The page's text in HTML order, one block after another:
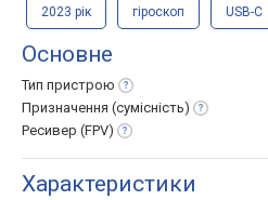
2023 рік гіроскоп USB-C
Основне
Тип пристрою
Призначення (сумісність)
Ресивер (FPV)
Характеристики